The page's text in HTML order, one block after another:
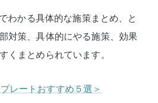
わかる具体的な施策まとめ、と
対策、具体的にやる施策、効果
くまとめられています。
レートおすすめ５選＞